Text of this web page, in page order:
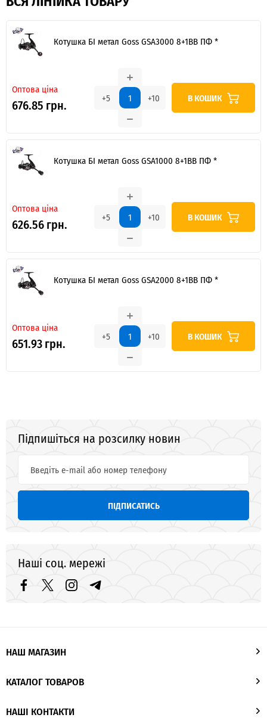
Котушка БІ метал Goss GSA3000 8+1BB ПФ *
Оптова ціна
676.85 грн. +5 +10 В КОШИК
Котушка БІ метал Goss GSA1000 8+1BB ПФ *
Оптова ціна
626.56 грн. +5 +10 В КОШИК
Котушка БІ метал Goss GSA2000 8+1BB ПФ *
Оптова ціна
651.93 грн. +5 +10 В КОШИК
Підпишіться на розсилку новин
ПІДПИСАТИСЬ
Наші соц. мережі
НАШ МАГАЗИН
КАТАЛОГ ТОВАРОВ
НАШІ КОНТАКТИ